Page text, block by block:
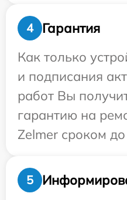
4
Гарантия
Как только
и подписания
работ Вы
гарантию на
Zelmer сроком до
5